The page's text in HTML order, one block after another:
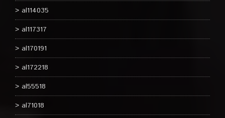
al114035
al117317
al170191
al172218
al55518
al71018